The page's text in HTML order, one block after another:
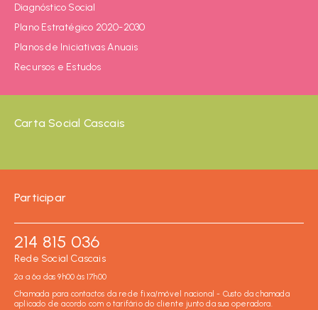
Diagnóstico Social
Plano Estratégico 2020-2030
Planos de Iniciativas Anuais
Recursos e Estudos
Carta Social Cascais
Participar
214 815 036
Rede Social Cascais
2ª a 6ª das 9h00 às 17h00
Chamada para contactos da rede fixa/móvel nacional - Custo da chamada
aplicado de acordo com o tarifário do cliente junto da sua operadora.